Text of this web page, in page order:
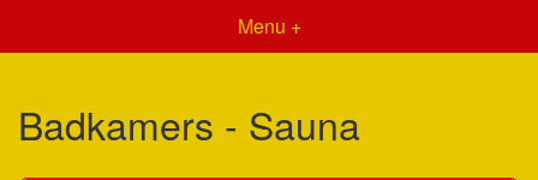
Menu +
Badkamers - Sauna